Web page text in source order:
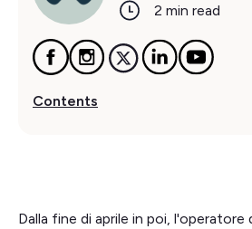
2 min read
Contents
Dalla fine di aprile in poi,